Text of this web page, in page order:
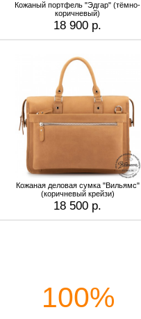
Кожаный портфель "Эдгар" (тёмно-
коричневый)
18 900 р.
Кожаная деловая сумка "Вильямс"
(коричневый крейзи)
18 500 р.
100%